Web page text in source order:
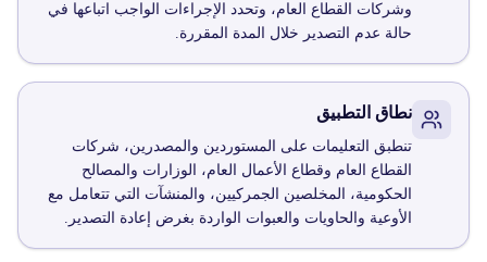
وشركات القطاع العام، وتحدد الإجراءات الواجب اتباعها في
حالة عدم التصدير خلال المدة المقررة.
نطاق التطبيق
تنطبق التعليمات على المستوردين والمصدرين، شركات
القطاع العام وقطاع الأعمال العام، الوزارات والمصالح
الحكومية، المخلصين الجمركيين، والمنشآت التي تتعامل مع
الأوعية والحاويات والعبوات الواردة بغرض إعادة التصدير.